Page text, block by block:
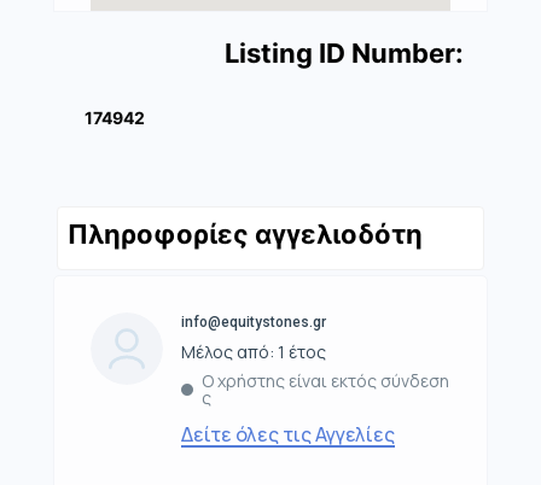
Listing ID Number:
174942
Πληροφορίες αγγελιοδότη
info@equitystones.gr
Μέλος από: 1 έτος
Ο χρήστης είναι εκτός σύνδεση
ς
Δείτε όλες τις Αγγελίες